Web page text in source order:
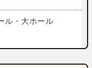
ル・大ホール